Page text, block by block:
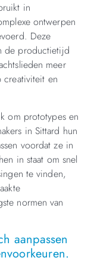
in
ontwerpen
Deze
de productietijd
meer
en
om prototypes en
in Sittard hun
voordat ze in
in staat om snel
te vinden,
normen van
aanpassen